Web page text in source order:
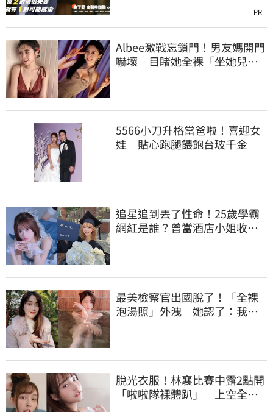
PR
Albee激戰忘鎖門！男友媽開門
嚇壞 目睹她全裸「坐她兒子
5566小刀升格當爸啦！喜迎女
娃 貼心跑腿餵飽台玻千金
追星追到丟了性命！25歲學霸
網紅是誰？曾當酒店小姐收入
最美檢察官出國脫了！「全裸
泡湯照」外洩 她認了：我一
脫光衣服！林襄比賽中露2點開
「啦啦隊裸體趴」 上空全裸